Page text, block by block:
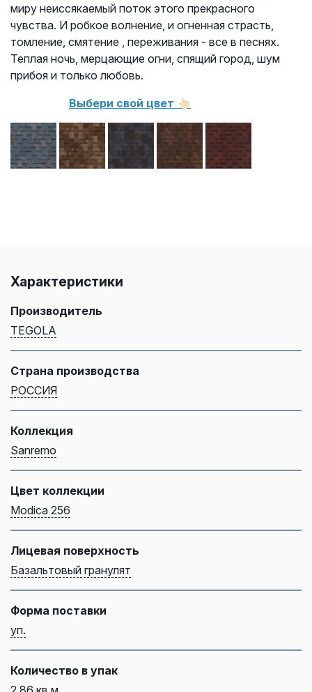
миру неиссякаемый поток этого прекрасного
чувства. И робкое волнение, и огненная страсть,
томление, смятение , переживания - все в песнях.
Теплая ночь, мерцающие огни, спящий город, шум
прибоя и только любовь.
Выбери свой цвет 👆🏻
Характеристики
Производитель
TEGOLA
Страна производства
РОССИЯ
Коллекция
Sanremo
Цвет коллекции
Modica 256
Лицевая поверхность
Базальтовый гранулят
Форма поставки
уп.
Количество в упак